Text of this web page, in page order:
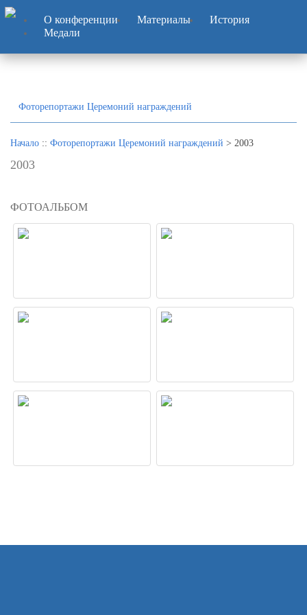
О конференции Материалы
История
Медали
Фоторепортажи Церемоний награждений
Начало :: Фоторепортажи Церемоний награждений > 2003
2003
ФОТОАЛЬБОМ